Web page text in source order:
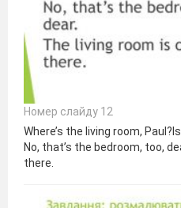
Номер слайду 12
Where’s the living room,
No, that’s the bedroom, too,
there.